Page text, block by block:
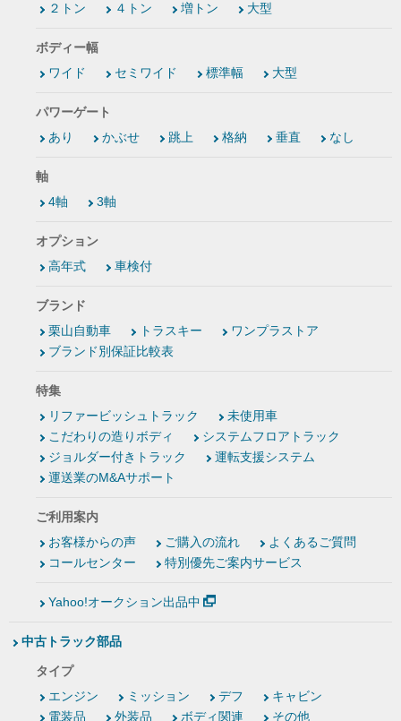
２トン
４トン 増トン 大型
ボディー幅
ワイド
セミワイド 標準幅 大型
パワーゲート
あり
かぶせ 跳上 格納 垂直 なし
軸
4軸
3軸
オプション
高年式
車検付
ブランド
栗山自動車
トラスキー
ワンプラストア
ブランド別保証比較表
特集
リファービッシュトラック
未使用車
こだわりの造りボディ
システムフロアトラック
ジョルダー付きトラック
運転支援システム
運送業のM&Aサポート
ご利用案内
お客様からの声
ご購入の流れ
よくあるご質問
コールセンター
特別優先ご案内サービス
Yahoo!オークション出品中
中古トラック部品
タイプ
エンジン
ミッション デフ
キャビン
電装品
外装品 ボディ関連 その他